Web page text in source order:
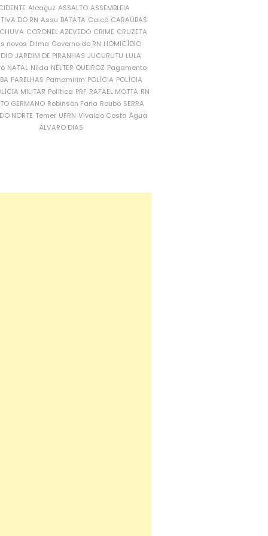
Alcaçuz ASSALTO ASSEMBLEIA
DO RN Assu BATATA Caicó CARAÚBAS
CORONEL AZEVEDO CRIME CRUZETA
novos Dilma Governo do RN HOMICÍDIO
JARDIM DE PIRANHAS JUCURUTU LULA
NATAL Nilda NÉLTER QUEIROZ Pagamento
PARELHAS Parnamirim POLÍCIA POLÍCIA
MILITAR Política PRF RAFAEL MOTTA RN
GERMANO Robinson Faria Roubo SERRA
NORTE Temer UFRN Vivaldo Costa Água
ÁLVARO DIAS